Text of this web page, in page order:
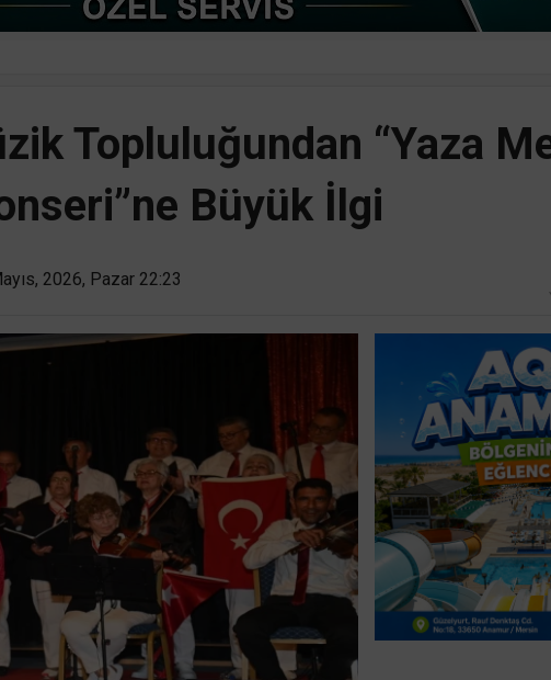
Topluluğundan “Yaza
Büyük İlgi
2026, Pazar 22:23